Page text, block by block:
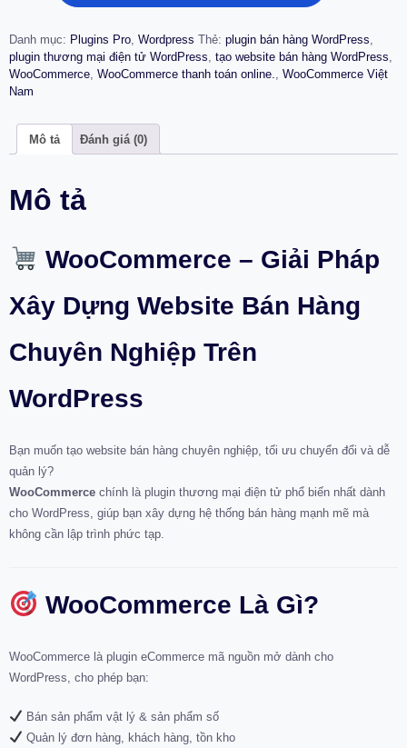
Danh mục: Plugins Pro, Wordpress Thẻ: plugin bán hàng WordPress,
plugin thương mại điện tử WordPress, tạo website bán hàng WordPress,
WooCommerce, WooCommerce thanh toán online., WooCommerce Việt
Nam
Mô tả Đánh giá (0)
Mô tả
WooCommerce – Giải Pháp
Xây Dựng Website Bán Hàng
Chuyên Nghiệp Trên
WordPress
Bạn muốn tạo website bán hàng chuyên nghiệp, tối ưu chuyển đổi và dễ
quản lý?
WooCommerce chính là plugin thương mại điện tử phổ biến nhất dành
cho WordPress, giúp bạn xây dựng hệ thống bán hàng mạnh mẽ mà
không cần lập trình phức tạp.
WooCommerce Là Gì?
WooCommerce là plugin eCommerce mã nguồn mở dành cho
WordPress, cho phép bạn:
Bán sản phẩm vật lý & sản phẩm số
Quản lý đơn hàng, khách hàng, tồn kho